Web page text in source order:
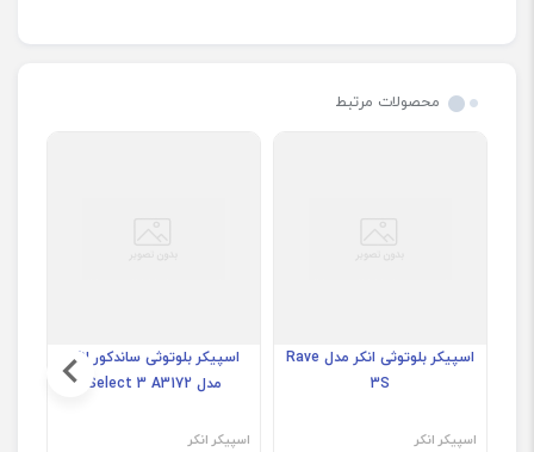
محصولات مرتبط
اسپیکر بلوتوثی انکر مدل Rave
3S
اسپیکر انکر
اسپیکر بلوتوثی ساندکور انکر
مدل Select 3 A3172
اسپیکر انکر